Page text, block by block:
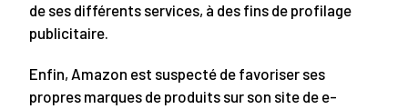
de ses différents services, à des fins de profilage
publicitaire.
Enfin, Amazon est suspecté de favoriser ses
propres marques de produits sur son site de e-